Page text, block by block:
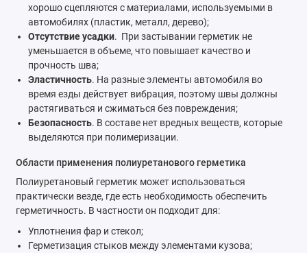
хорошо сцепляются с материалами, используемыми в
автомобилях (пластик, металл, дерево);
Отсутствие усадки. При застывании герметик не
уменьшается в объеме, что повышает качество и
прочность шва;
Эластичность. На разные элементы автомобиля во
время езды действует вибрация, поэтому швы должны
растягиваться и сжиматься без повреждения;
Безопасность. В составе нет вредных веществ, которые
выделяются при полимеризации.
Области применения полиуретанового герметика
Полиуретановый герметик может использоваться
практически везде, где есть необходимость обеспечить
герметичность. В частности он подходит для:
Уплотнения фар и стекол;
Герметизация стыков между элементами кузова;